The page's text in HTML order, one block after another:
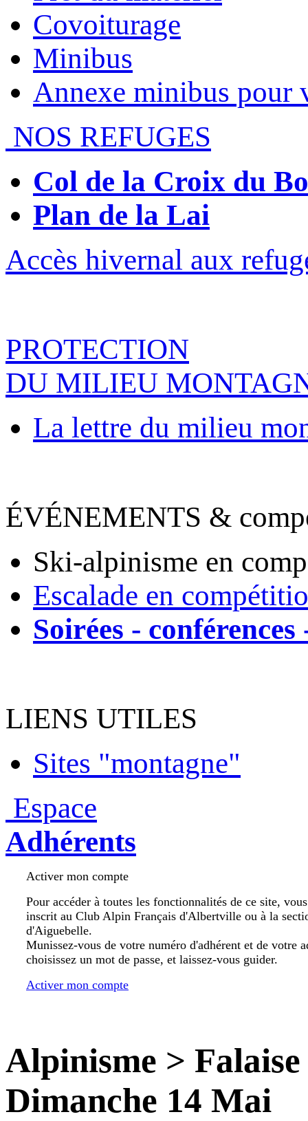
Covoiturage
Minibus
Annexe minibus pour
NOS REFUGES
Col de la Croix du
Plan de la Lai
Accès hivernal aux
PROTECTION
DU MILIEU
La lettre du milieu
ÉVÉNEMENTS &
Ski-alpinisme en
Escalade en
Soirées - conférences
LIENS UTILES
Sites "montagne"
Espace
Adhérents
Activer mon compte
Pour accéder à toutes les fonctionnalités de ce site,
inscrit au Club Alpin Français d'Albertville ou à la
d'Aiguebelle.
Munissez-vous de votre numéro d'adhérent et de votre
choisissez un mot de passe, et laissez-vous guider.
Activer mon compte
Alpinisme >
Dimanche 14 Mai